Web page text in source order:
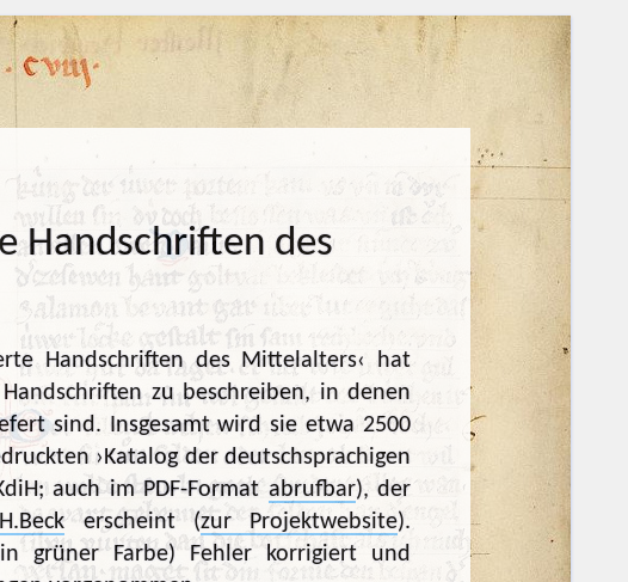
Handschriften des
Handschriften des Mittelalters‹ hat
zu beschreiben, in denen
sind. Insgesamt wird sie etwa 2500
›Katalog der deutschsprachigen
auch im PDF-Format abrufbar), der
erscheint (zur Projektwebsite).
grüner Farbe) Fehler korrigiert und